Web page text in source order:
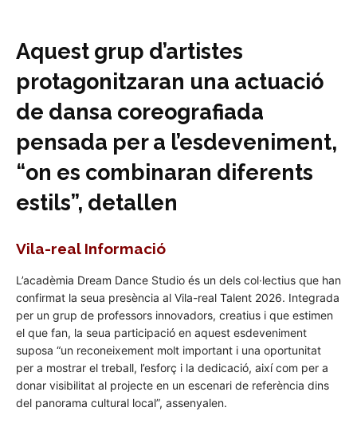
Aquest grup d’artistes
protagonitzaran una actuació
de dansa coreografiada
pensada per a l’esdeveniment,
“on es combinaran diferents
estils”, detallen
Vila-real Informació
L’acadèmia Dream Dance Studio és un dels col·lectius que han
confirmat la seua presència al Vila-real Talent 2026. Integrada
per un grup de professors innovadors, creatius i que estimen
el que fan, la seua participació en aquest esdeveniment
suposa “un reconeixement molt important i una oportunitat
per a mostrar el treball, l’esforç i la dedicació, així com per a
donar visibilitat al projecte en un escenari de referència dins
del panorama cultural local”, assenyalen.